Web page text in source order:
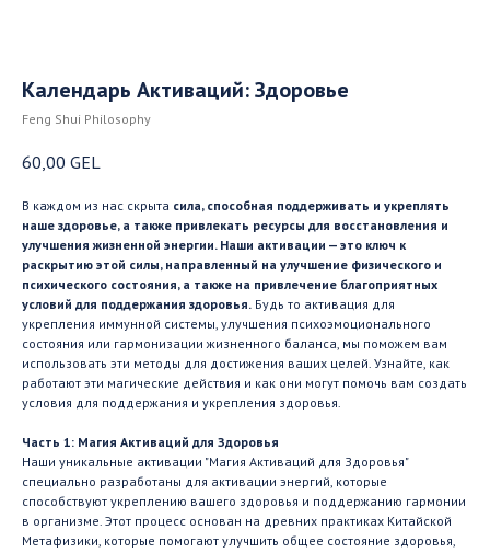
Календарь Активаций: Здоровье
Feng Shui Philosophy
60,00 GEL
В каждом из нас скрыта сила, способная поддерживать и укреплять
наше здоровье, а также привлекать ресурсы для восстановления и
улучшения жизненной энергии. Наши активации — это ключ к
раскрытию этой силы, направленный на улучшение физического и
психического состояния, а также на привлечение благоприятных
условий для поддержания здоровья. Будь то активация для
укрепления иммунной системы, улучшения психоэмоционального
состояния или гармонизации жизненного баланса, мы поможем вам
использовать эти методы для достижения ваших целей. Узнайте, как
работают эти магические действия и как они могут помочь вам создать
условия для поддержания и укрепления здоровья.
Часть 1: Магия Активаций для Здоровья
Наши уникальные активации "Магия Активаций для Здоровья"
специально разработаны для активации энергий, которые
способствуют укреплению вашего здоровья и поддержанию гармонии
в организме. Этот процесс основан на древних практиках Китайской
Метафизики, которые помогают улучшить общее состояние здоровья,